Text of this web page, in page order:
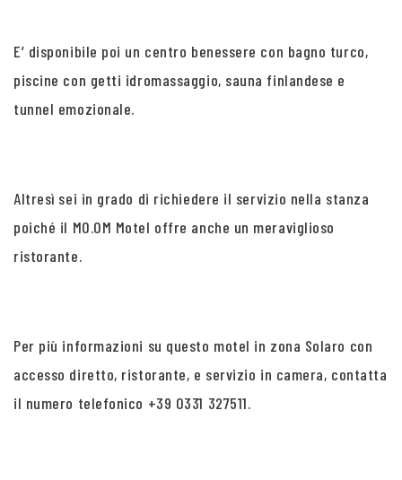
E’ disponibile poi un centro benessere con bagno turco,
piscine con getti idromassaggio, sauna finlandese e
tunnel emozionale.
Altresì sei in grado di richiedere il servizio nella stanza
poiché il MO.OM Motel offre anche un meraviglioso
ristorante.
Per più informazioni su questo motel in zona Solaro con
accesso diretto, ristorante, e servizio in camera, contatta
il numero telefonico +39 0331 327511.